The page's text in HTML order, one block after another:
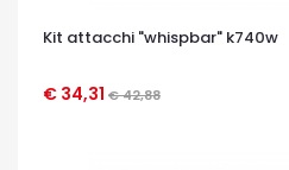
Kit attacchi "whispbar" k740w
€ 34,31 € 42,88
OCCHIATA VELOCE